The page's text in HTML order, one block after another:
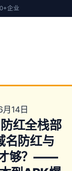
企业
14日
红全栈部
名防红与
才够？——